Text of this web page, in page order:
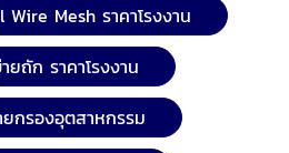
Wire Mesh ราคาโรงงาน
ยถัก ราคาโรงงาน
กรองอุตสาหกรรม